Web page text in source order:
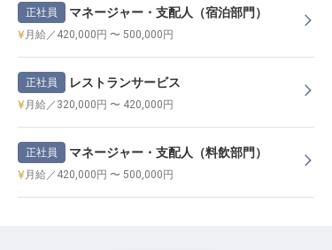
正社員 マネージャー・支配人（宿泊部門）
月給／420,000円 〜 500,000円
正社員 レストランサービス
月給／320,000円 〜 420,000円
正社員 マネージャー・支配人（料飲部門）
月給／420,000円 〜 500,000円